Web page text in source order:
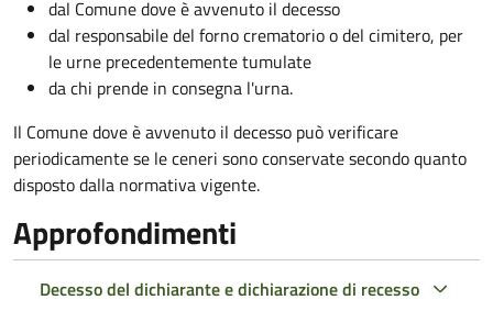
dal Comune dove è avvenuto il decesso
dal responsabile del forno crematorio o del cimitero, per
le urne precedentemente tumulate
da chi prende in consegna l'urna.
Il Comune dove è avvenuto il decesso può verificare
periodicamente se le ceneri sono conservate secondo quanto
disposto dalla normativa vigente.
Approfondimenti
Decesso del dichiarante e dichiarazione di recesso